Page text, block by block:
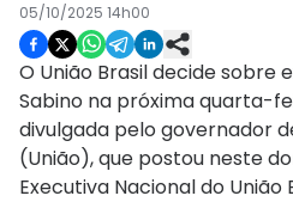
05/10/2025 14h00
O União Brasil decide sobre
Sabino na próxima quarta-
divulgada pelo governador
(União), que postou neste
Executiva Nacional do